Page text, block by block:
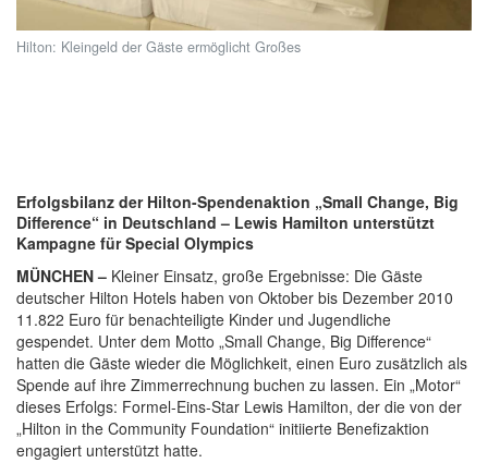
Hilton: Kleingeld der Gäste ermöglicht Großes
Erfolgsbilanz der Hilton-Spendenaktion „Small Change, Big
Difference“ in Deutschland – Lewis Hamilton unterstützt
Kampagne für Special Olympics
MÜNCHEN – Kleiner Einsatz, große Ergebnisse: Die Gäste
deutscher Hilton Hotels haben von Oktober bis Dezember 2010
11.822 Euro für benachteiligte Kinder und Jugendliche
gespendet. Unter dem Motto „Small Change, Big Difference“
hatten die Gäste wieder die Möglichkeit, einen Euro zusätzlich als
Spende auf ihre Zimmerrechnung buchen zu lassen. Ein „Motor“
dieses Erfolgs: Formel-Eins-Star Lewis Hamilton, der die von der
„Hilton in the Community Foundation“ initiierte Benefizaktion
engagiert unterstützt hatte.